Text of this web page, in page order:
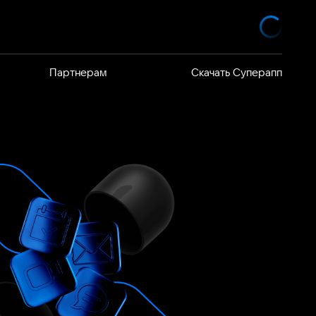
команд на
Партнерам Скачать Суперапп